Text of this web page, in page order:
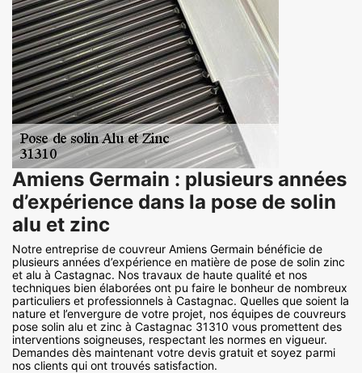
Amiens Germain : plusieurs années
d’expérience dans la pose de solin
alu et zinc
Notre entreprise de couvreur Amiens Germain bénéficie de
plusieurs années d’expérience en matière de pose de solin zinc
et alu à Castagnac. Nos travaux de haute qualité et nos
techniques bien élaborées ont pu faire le bonheur de nombreux
particuliers et professionnels à Castagnac. Quelles que soient la
nature et l’envergure de votre projet, nos équipes de couvreurs
pose solin alu et zinc à Castagnac 31310 vous promettent des
interventions soigneuses, respectant les normes en vigueur.
Demandes dès maintenant votre devis gratuit et soyez parmi
nos clients qui ont trouvés satisfaction.